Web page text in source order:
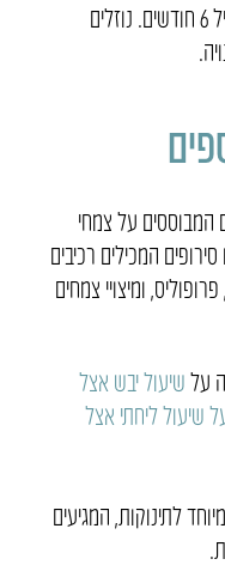
לתינוקות צעירים, ומים לתינוקות מעל גיל 6 חודשים. נוזלים
המבוססים על צמחי
המכילים רכיבים
ומיצויי צמחים
עלשיעול יבש אצל
שיעול ליחתי אצל
לתינוקות, המגיעים